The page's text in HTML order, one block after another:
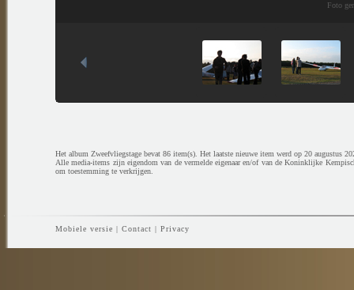
Foto
Het album Zweefvliegstage bevat 86 item(s). Het laatste nieuwe item werd op 20 augustus
Alle media-items zijn eigendom van de vermelde eigenaar en/of van de Koninklijke
om toestemming te verkrijgen.
Mobiele versie | Contact | Privacy